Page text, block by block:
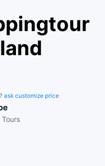
ask customize price